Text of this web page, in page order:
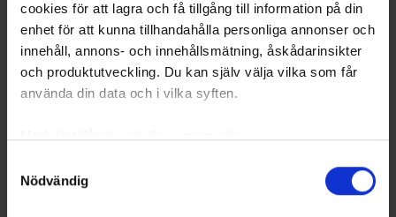
cookies för att lagra och få tillgång till information på din
enhet för att kunna tillhandahålla personliga annonser och
innehåll, annons- och innehållsmätning, åskådarinsikter
och produktutveckling. Du kan själv välja vilka som får
använda din data och i vilka syften.
som kan ha en noggrannhet på upp till flera meter
Nödvändig